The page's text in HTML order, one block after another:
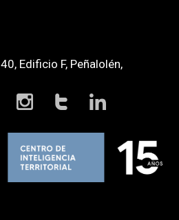
Edificio F, Peñalolén,